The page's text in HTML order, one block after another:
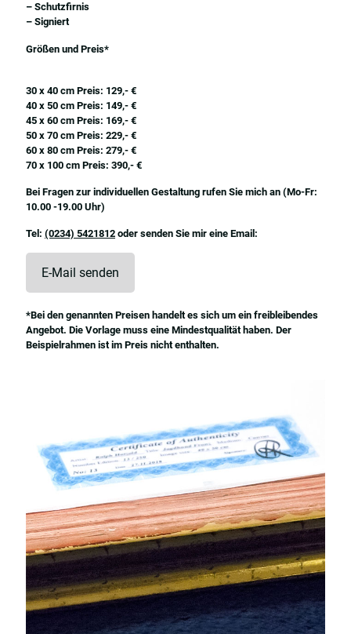
– Schutzfirnis
– Signiert
Größen und Preis*
30 x 40 cm Preis: 129,- €
40 x 50 cm Preis: 149,- €
45 x 60 cm Preis: 169,- €
50 x 70 cm Preis: 229,- €
60 x 80 cm Preis: 279,- €
70 x 100 cm Preis: 390,- €
Bei Fragen zur individuellen Gestaltung rufen Sie mich an (Mo-Fr:
10.00 -19.00 Uhr)
Tel: (0234) 5421812 oder senden Sie mir eine Email:
E-Mail senden
*Bei den genannten Preisen handelt es sich um ein freibleibendes
Angebot. Die Vorlage muss eine Mindestqualität haben. Der
Beispielrahmen ist im Preis nicht enthalten.